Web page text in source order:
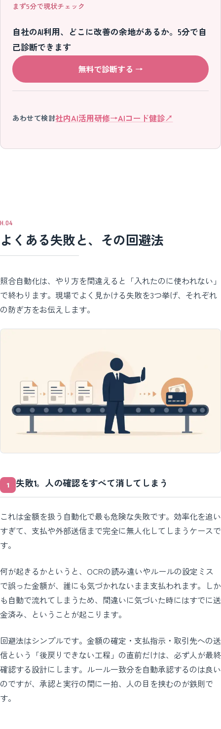
まず5分で現状チェック
自社のAI利用、どこに改善の余地があるか。5分で自
己診断できます
無料で診断する →
あわせて検討社内AI活用研修→AIコード健診↗
よくある失敗と、その回避法
照合自動化は、やり方を間違えると「入れたのに使われない」
で終わります。現場でよく見かける失敗を3つ挙げ、それぞれ
の防ぎ方をお伝えします。
失敗1。人の確認をすべて消してしまう
これは金額を扱う自動化で最も危険な失敗です。効率化を追い
すぎて、支払や外部送信まで完全に無人化してしまうケースで
す。
何が起きるかというと、OCRの読み違いやルールの設定ミス
で誤った金額が、誰にも気づかれないまま支払われます。しか
も自動で流れてしまうため、間違いに気づいた時にはすでに送
金済み、ということが起こります。
回避法はシンプルです。金額の確定・支払指示・取引先への送
信という「後戻りできない工程」の直前だけは、必ず人が最終
確認する設計にします。ルール一致分を自動承認するのは良い
のですが、承認と実行の間に一拍、人の目を挟むのが鉄則で
す。